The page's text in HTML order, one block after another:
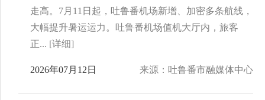
走高。7月11日起，吐鲁番机场新增、加密多条航线，
大幅提升暑运运力。吐鲁番机场值机大厅内，旅客
正... [详细]
2026年07月12日 来源：吐鲁番市融媒体中心